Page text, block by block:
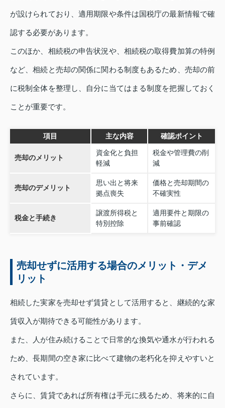
が設けられており、適用期限や条件は国税庁の最新情報で確
認する必要があります。
このほか、相続税の申告状況や、相続税の取得費加算の特例
など、相続と売却の関係に関わる制度もあるため、売却の前
に税制全体を整理し、自分に当てはまる制度を把握しておく
ことが重要です。
項目 主な内容 確認ポイント
売却のメリット
資金化と負担
軽減
税金や管理費の削
減
売却のデメリット
思い出と将来
拠点喪失
価格と売却期間の
不確実性
税金と手続き
譲渡所得税と
特別控除
適用要件と期限の
事前確認
売却せずに活用する場合のメリット・デメ
リット
相続した実家を売却せず賃貸として活用すると、継続的な家
賃収入が期待できる可能性があります。
また、人が住み続けることで日常的な換気や通水が行われる
ため、長期間の空き家に比べて建物の老朽化を抑えやすいと
されています。
さらに、賃貸であれば所有権は手元に残るため、将来的に自